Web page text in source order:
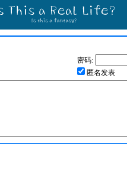
密码:
匿名发表